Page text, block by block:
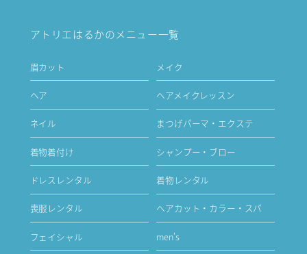
アトリエはるかのメニュー一覧
眉カット メイク
ヘア ヘアメイクレッスン
ネイル まつげパーマ・エクステ
着物着付け シャンプー・ブロー
ドレスレンタル 着物レンタル
喪服レンタル ヘアカット・カラー・スパ
フェイシャル men's